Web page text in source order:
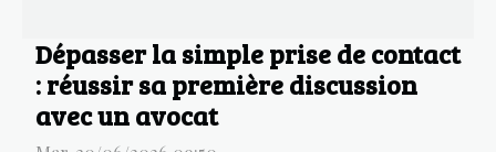
Dépasser la simple prise de contact
: réussir sa première discussion
avec un avocat